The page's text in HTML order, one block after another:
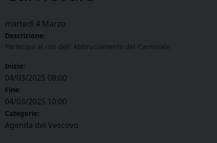
martedì 4 Marzo
Descrizione:
Partecipa al rito dell’ Abbruciamento del Carnevale
Inizio:
04/03/2025 08:00
Fine:
04/03/2025 10:00
Categorie:
Agenda del Vescovo